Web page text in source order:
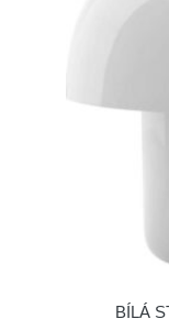
BÍLÁ